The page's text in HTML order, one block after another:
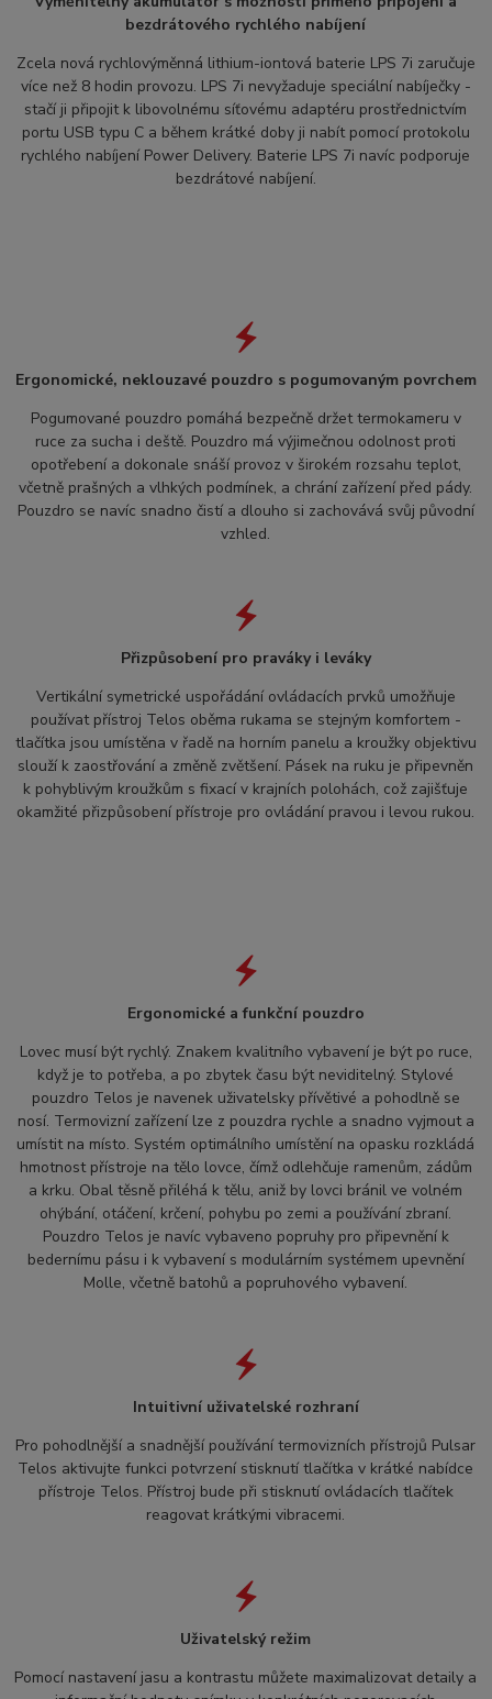
bezdrátového rychlého nabíjení
Zcela nová rychlovýměnná lithium-iontová baterie LPS 7i zaručuje
více než 8 hodin provozu. LPS 7i nevyžaduje speciální nabíječky -
stačí ji připojit k libovolnému síťovému adaptéru prostřednictvím
portu USB typu C a během krátké doby ji nabít pomocí protokolu
rychlého nabíjení Power Delivery. Baterie LPS 7i navíc podporuje
bezdrátové nabíjení.
Ergonomické, neklouzavé pouzdro s pogumovaným povrchem
Pogumované pouzdro pomáhá bezpečně držet termokameru v
ruce za sucha i deště. Pouzdro má výjimečnou odolnost proti
opotřebení a dokonale snáší provoz v širokém rozsahu teplot,
včetně prašných a vlhkých podmínek, a chrání zařízení před pády.
Pouzdro se navíc snadno čistí a dlouho si zachovává svůj původní
vzhled.
Přizpůsobení pro praváky i leváky
Vertikální symetrické uspořádání ovládacích prvků umožňuje
používat přístroj Telos oběma rukama se stejným komfortem -
tlačítka jsou umístěna v řadě na horním panelu a kroužky objektivu
slouží k zaostřování a změně zvětšení. Pásek na ruku je připevněn
k pohyblivým kroužkům s fixací v krajních polohách, což zajišťuje
okamžité přizpůsobení přístroje pro ovládání pravou i levou rukou.
Ergonomické a funkční pouzdro
Lovec musí být rychlý. Znakem kvalitního vybavení je být po ruce,
když je to potřeba, a po zbytek času být neviditelný. Stylové
pouzdro Telos je navenek uživatelsky přívětivé a pohodlně se
nosí. Termovizní zařízení lze z pouzdra rychle a snadno vyjmout a
umístit na místo. Systém optimálního umístění na opasku rozkládá
hmotnost přístroje na tělo lovce, čímž odlehčuje ramenům, zádům
a krku. Obal těsně přiléhá k tělu, aniž by lovci bránil ve volném
ohýbání, otáčení, krčení, pohybu po zemi a používání zbraní.
Pouzdro Telos je navíc vybaveno popruhy pro připevnění k
bedernímu pásu i k vybavení s modulárním systémem upevnění
Molle, včetně batohů a popruhového vybavení.
Intuitivní uživatelské rozhraní
Pro pohodlnější a snadnější používání termovizních přístrojů Pulsar
Telos aktivujte funkci potvrzení stisknutí tlačítka v krátké nabídce
přístroje Telos. Přístroj bude při stisknutí ovládacích tlačítek
reagovat krátkými vibracemi.
Uživatelský režim
Pomocí nastavení jasu a kontrastu můžete maximalizovat detaily a